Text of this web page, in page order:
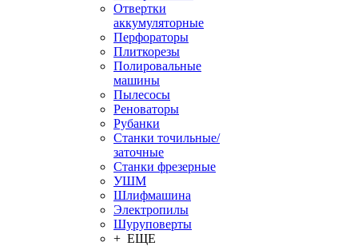
Отвертки
аккумуляторные
Перфораторы
Плиткорезы
Полировальные
машины
Пылесосы
Реноваторы
Рубанки
Станки точильные/
заточные
Станки фрезерные
УШМ
Шлифмашина
Электропилы
Шуруповерты
+ ЕЩЕ